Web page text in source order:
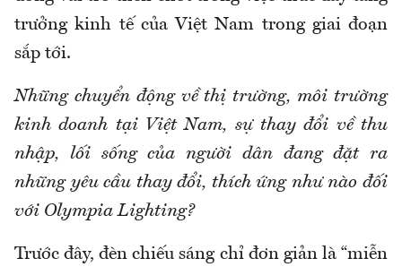
trưởng kinh tế của Việt Nam trong giai đoạn
sắp tới.
Những chuyển động về thị trường, môi trường
kinh doanh tại Việt Nam, sự thay đổi về thu
nhập, lối sống của người dân đang đặt ra
những yêu cầu thay đổi, thích ứng như nào đối
với Olympia Lighting?
Trước đây, đèn chiếu sáng chỉ đơn giản là “miễn